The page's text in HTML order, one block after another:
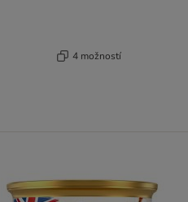
4 možností